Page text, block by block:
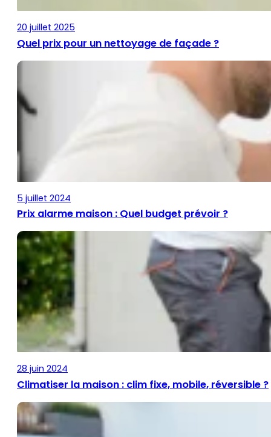
20 juillet 2025
Quel prix pour un nettoyage de façade ?
5 juillet 2024
Prix alarme maison : Quel budget prévoir ?
28 juin 2024
Climatiser la maison : clim fixe, mobile, réversible ?